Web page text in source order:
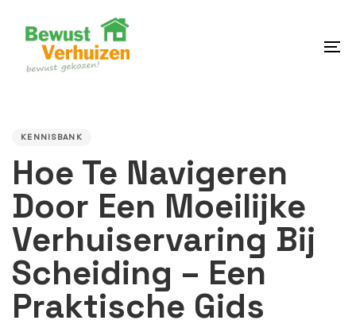
content
KENNISBANK
Hoe Te Navigeren
Door Een Moeilijke
Verhuiservaring Bij
Scheiding – Een
Praktische Gids